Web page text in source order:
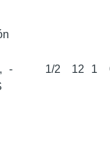
- 1/2 12 1